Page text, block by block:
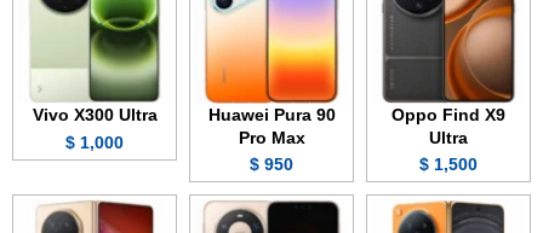
Oppo Find X9
Ultra
1,500 $
Huawei Pura 90
Pro Max
950 $
Vivo X300 Ultra
1,000 $